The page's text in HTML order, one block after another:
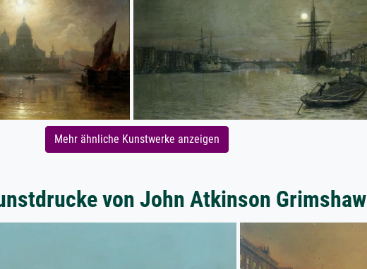
Mehr ähnliche Kunstwerke anzeigen
von John Atkinson Grimshaw